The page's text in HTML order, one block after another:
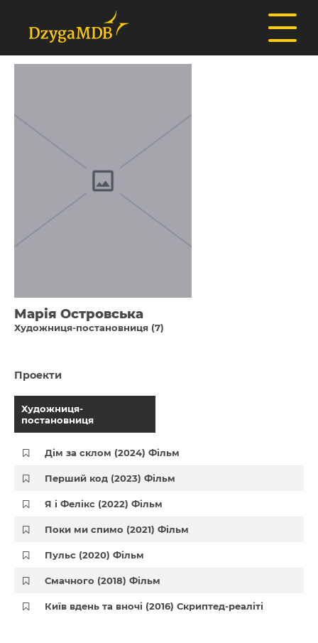
Марія Островська
Художниця-постановниця (7)
Проекти
Художниця-
постановниця
Дім за склом (2024) Фільм
Перший код (2023) Фільм
Я і Фелікс (2022) Фільм
Поки ми спимо (2021) Фільм
Пульс (2020) Фільм
Смачного (2018) Фільм
Київ вдень та вночі (2016) Скриптед-реаліті